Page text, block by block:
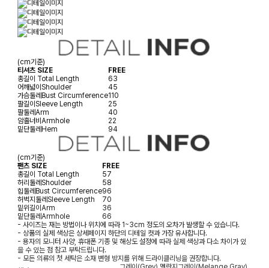
(cm기준)
티셔츠 SIZE
FREE
총길이 Total Length
63
어깨넓이Shoulder
45
가슴둘레Bust Circumference110
팔길이Sleeve Length
25
팔둘레Arm
40
암홀너비Armhole
22
밑단둘레Hem 94
(cm기준)
팬츠 SIZE
FREE
총길이 Total Length
57
허리둘레 Shoulder
58
힙둘레 Bust Circumference96
허벅지둘레 Sleeve Length
70
밑위길이 Arm
36
밑단둘레 Armhole
66
- 사이즈는 재는 방법이나 위치에 따라 1~3cm 정도의 오차가 발생할 수 있습니다.
- 상품의 실제 색상은 상세페이지 하단의 디테일 컷과 가장 유사합니다.
- 용자의 모니터 사양, 휴대폰 기종 및 해상도 설정에 따라 실제 색상과 다소 차이가 있
을 수 있는 점 참고 부탁드립니다.
- 모든 의류의 첫 세탁은 소재 변형 방지를 위해 드라이클리닝을 권장합니다.